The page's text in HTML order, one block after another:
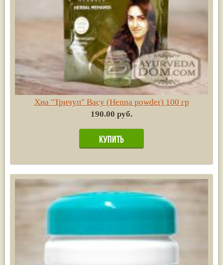
Хна "Тричуп" Васу (Henna powder) 100 гр
190.00 руб.